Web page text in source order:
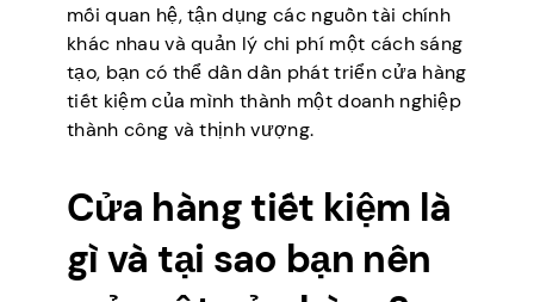
mối quan hệ, tận dụng các nguồn tài chính
khác nhau và quản lý chi phí một cách sáng
tạo, bạn có thể dần dần phát triển cửa hàng
tiết kiệm của mình thành một doanh nghiệp
thành công và thịnh vượng.
Cửa hàng tiết kiệm là
gì và tại sao bạn nên